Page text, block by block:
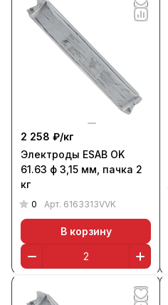
2 258 ₽/кг
Электроды ESAB OK
61.63 ф 3,15 мм, пачка 2
кг
0 Арт. 6163313VVK
В корзину